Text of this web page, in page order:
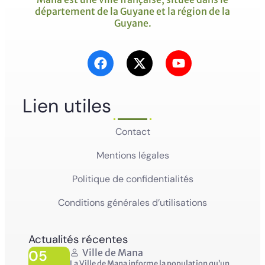
département de la Guyane et la région de la
Guyane.
Lien utiles
Contact
Mentions légales
Politique de confidentialités
Conditions générales d’utilisations
Actualités récentes
05 Ville de Mana